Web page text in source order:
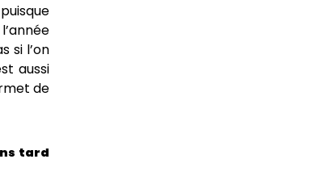
si l’on
aussi
de
tard